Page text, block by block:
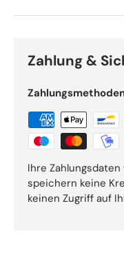
Zahlung &
Ihre
speichern keine
keinen Zugriff auf